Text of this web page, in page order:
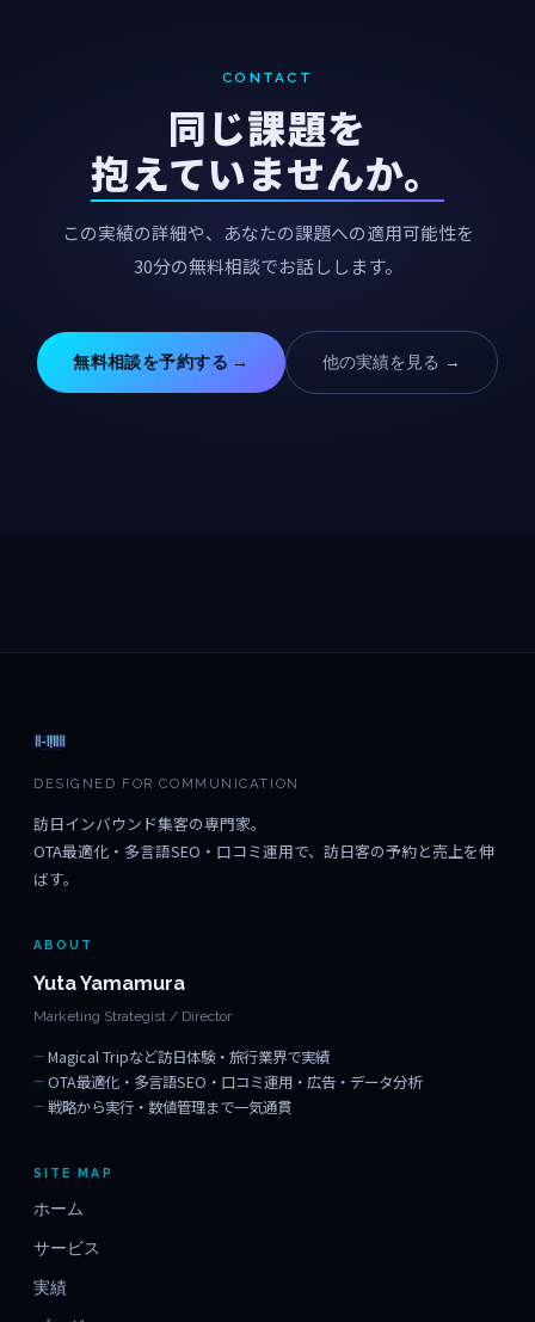
CONTACT
同じ課題を
抱えていませんか。
この実績の詳細や、あなたの課題への適用可能性を
30分の無料相談でお話しします。
無料相談を予約する → 他の実績を見る →
DESIGNED FOR COMMUNICATION
訪日インバウンド集客の専門家。
OTA最適化・多言語SEO・口コミ運用で、訪日客の予約と売上を伸
ばす。
ABOUT
Yuta Yamamura
Marketing Strategist / Director
Magical Tripなど訪日体験・旅行業界で実績
OTA最適化・多言語SEO・口コミ運用・広告・データ分析
戦略から実行・数値管理まで一気通貫
SITE MAP
ホーム
サービス
実績